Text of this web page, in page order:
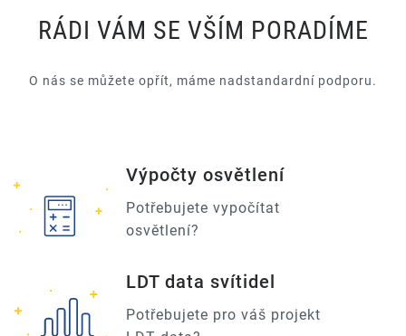
RÁDI VÁM SE VŠÍM PORADÍME
O nás se můžete opřít, máme nadstandardní podporu.
Výpočty osvětlení
Potřebujete vypočítat
osvětlení?
LDT data svítidel
Potřebujete pro váš projekt